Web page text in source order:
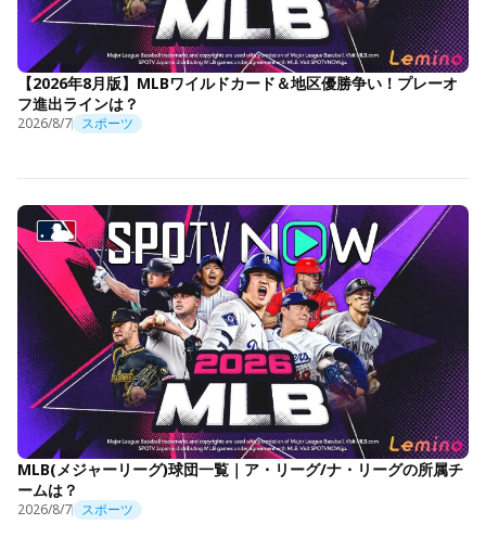
【2026年8月版】MLBワイルドカード＆地区優勝争い！プレーオ
フ進出ラインは？
2026/8/7 スポーツ
MLB(メジャーリーグ)球団一覧｜ア・リーグ/ナ・リーグの所属チ
ームは？
2026/8/7 スポーツ